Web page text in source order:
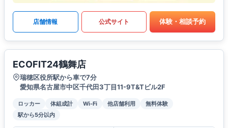
店舗情報 公式サイト 体験・相談予約
ECOFIT24鶴舞店
瑞穂区役所駅から車で7分
愛知県名古屋市中区千代田3丁目11-9T&Tビル2F
ロッカー 体組成計 Wi-Fi 他店舗利用
無料体験
駅から5分以内